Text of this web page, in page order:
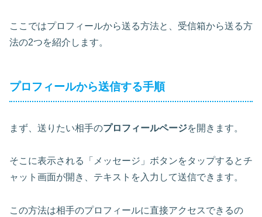
ここではプロフィールから送る方法と、受信箱から送る方
法の2つを紹介します。
プロフィールから送信する手順
まず、送りたい相手のプロフィールページを開きます。
そこに表示される「メッセージ」ボタンをタップするとチ
ャット画面が開き、テキストを入力して送信できます。
この方法は相手のプロフィールに直接アクセスできるの